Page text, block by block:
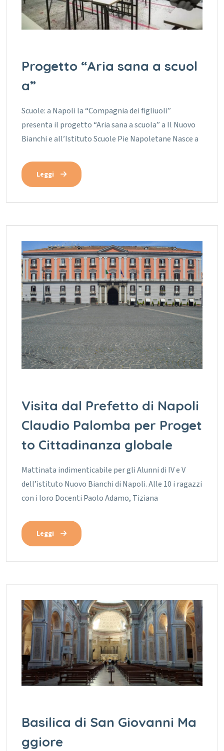
Progetto “Aria sana a scuol
a”
Scuole: a Napoli la “Compagnia dei figliuoli”
presenta il progetto “Aria sana a scuola” a Il Nuovo
Bianchi e all’Istituto Scuole Pie Napoletane Nasce a
Leggi
Visita dal Prefetto di Napoli
Claudio Palomba per Proget
to Cittadinanza globale
Mattinata indimenticabile per gli Alunni di IV e V
dell’istituto Nuovo Bianchi di Napoli. Alle 10 i ragazzi
con i loro Docenti Paolo Adamo, Tiziana
Leggi
Basilica di San Giovanni Ma
ggiore